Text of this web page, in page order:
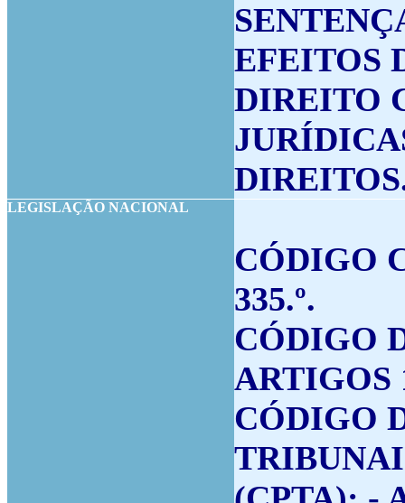
EFEITOS
DIREITO
LEGISLAÇÃO NACIONAL
CÓDIGO
335.º.
CÓDIGO
ARTIGOS
CÓDIGO